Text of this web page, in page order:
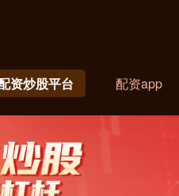
资炒股平台 配资app